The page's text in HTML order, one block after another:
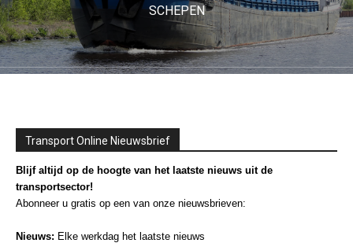
SCHEPEN
Transport Online Nieuwsbrief
Blijf altijd op de hoogte van het laatste nieuws uit de
transportsector!
Abonneer u gratis op een van onze nieuwsbrieven:
Nieuws: Elke werkdag het laatste nieuws